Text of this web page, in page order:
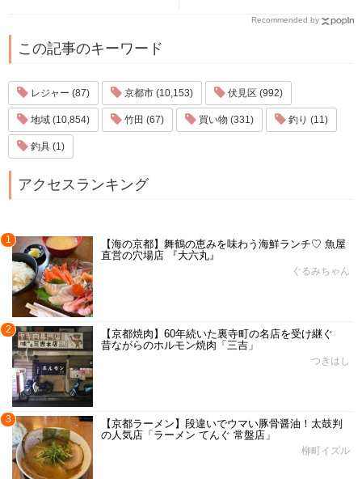
Recommended by
この記事のキーワード
レジャー (87) 京都市 (10,153) 伏見区 (992)
地域 (10,854) 竹田 (67) 買い物 (331) 釣り (11)
釣具 (1)
アクセスランキング
1
【海の京都】舞鶴の恵みを味わう海鮮ランチ♡ 魚屋
直営の穴場店 『大六丸』
ぐるみちゃん
2
【京都焼肉】60年続いた裏寺町の名店を受け継ぐ
昔ながらのホルモン焼肉「三吉」
つきはし
3
【京都ラーメン】段違いでウマい豚骨醤油！太鼓判
の人気店「ラーメン てんぐ 常盤店」
柳町イズル